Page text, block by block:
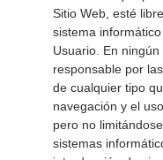
Sitio Web, esté
sistema
Usuario. En
responsable por
de cualquier tipo
navegación y el
pero no
sistemas